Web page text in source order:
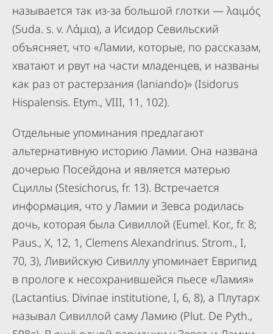
называется так из-за большой глотки — λαιμός
(Suda. s. v. Λάμια), а Исидор Севильский
объясняет, что «Ламии, которые, по рассказам,
хватают и рвут на части младенцев, и названы
как раз от растерзания (laniando)» (Isidorus
Hispalensis. Etym., VIII, 11, 102).
Отдельные упоминания предлагают
альтернативную историю Ламии. Она названа
дочерью Посейдона и является матерью
Сциллы (Stesichorus, fr. 13). Встречается
информация, что у Ламии и Зевса родилась
дочь, которая была Сивиллой (Eumel. Kor., fr. 8;
Paus., X, 12, 1, Clemens Alexandrinus. Strom., I,
70, 3), Ливийскую Сивиллу упоминает Еврипид
в прологе к несохранившейся пьесе «Ламия»
(Lactantius. Divinae institutione, I, 6, 8), а Плутарх
называл Сивиллой саму Ламию (Plut. De Pyth.,